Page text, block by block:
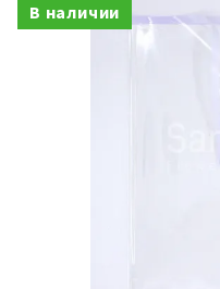
В наличии